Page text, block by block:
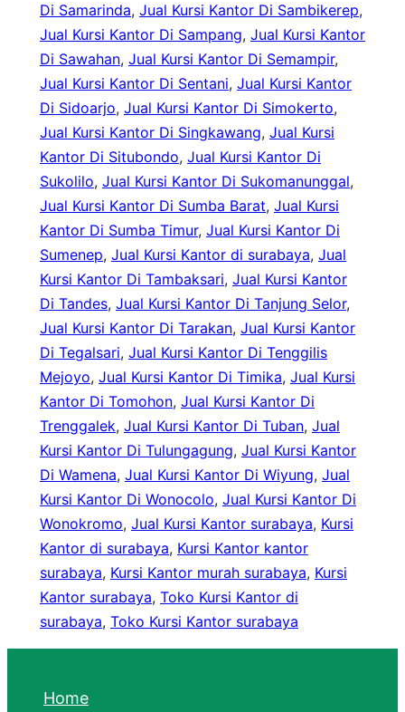
Di Samarinda, Jual Kursi Kantor Di Sambikerep
Jual Kursi Kantor Di Sampang, Jual Kursi Kantor
Di Sawahan, Jual Kursi Kantor Di Semampir
Jual Kursi Kantor Di Sentani, Jual Kursi Kantor
Di Sidoarjo, Jual Kursi Kantor Di Simokerto
Jual Kursi Kantor Di Singkawang, Jual Kursi
Kantor Di Situbondo, Jual Kursi Kantor Di
Sukolilo, Jual Kursi Kantor Di Sukomanunggal
Jual Kursi Kantor Di Sumba Barat, Jual Kursi
Kantor Di Sumba Timur, Jual Kursi Kantor Di
Sumenep, Jual Kursi Kantor di surabaya, Jual
Kursi Kantor Di Tambaksari, Jual Kursi Kantor
Di Tandes, Jual Kursi Kantor Di Tanjung Selor
Jual Kursi Kantor Di Tarakan, Jual Kursi Kantor
Di Tegalsari, Jual Kursi Kantor Di Tenggilis
Mejoyo, Jual Kursi Kantor Di Timika, Jual Kursi
Kantor Di Tomohon, Jual Kursi Kantor Di
Trenggalek, Jual Kursi Kantor Di Tuban, Jual
Kursi Kantor Di Tulungagung, Jual Kursi Kantor
Di Wamena, Jual Kursi Kantor Di Wiyung, Jual
Kursi Kantor Di Wonocolo, Jual Kursi Kantor Di
Wonokromo, Jual Kursi Kantor surabaya, Kursi
Kantor di surabaya, Kursi Kantor kantor
surabaya, Kursi Kantor murah surabaya, Kursi
Kantor surabaya, Toko Kursi Kantor di
surabaya, Toko Kursi Kantor surabaya
Home